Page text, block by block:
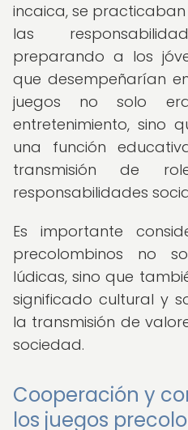
incaica, se
las
preparando a los
que desempeñarían
juegos no solo
entretenimiento, sino
una función
transmisión de
responsabilidades
Es importante
precolombinos no
lúdicas, sino que
significado cultural y
la transmisión de
sociedad.
Cooperación y
los juegos